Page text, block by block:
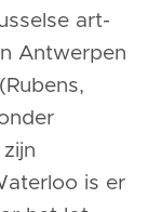
art-
Antwerpen
is er